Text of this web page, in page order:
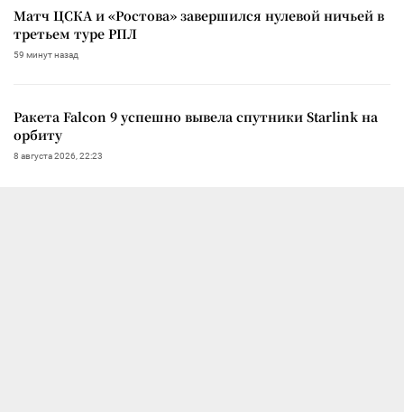
Матч ЦСКА и «Ростова» завершился нулевой ничьей в
третьем туре РПЛ
59 минут назад
Ракета Falcon 9 успешно вывела спутники Starlink на
орбиту
8 августа 2026, 22:23